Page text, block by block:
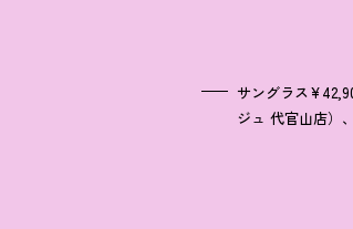
サングラス
ジュ 代官山店）